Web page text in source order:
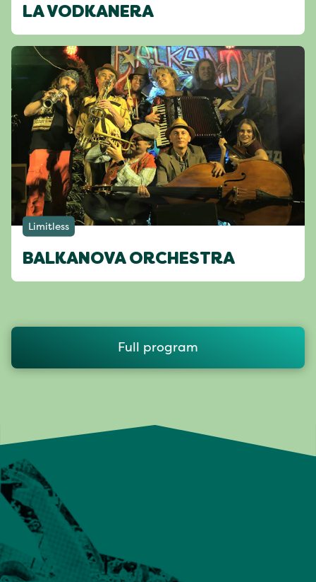
LA VODKANERA
Limitless
BALKANOVA ORCHESTRA
Full program